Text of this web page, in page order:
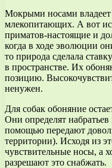
Мокрыми носами владеет
млекопитающих. А вот
приматов-настоящие и
когда в ходе эволюции
то природа сделала
в пространстве. Их
позицию.
ненужен.
Для собак обоняние
Они определят набратьев
помощью передают
территории). Исходя из
чувствительные носы, а
разрешают это снабжать.